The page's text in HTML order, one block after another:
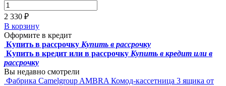
2 330 ₽
В корзину
Оформите в кредит
Купить в рассрочку Купить в рассрочку
Купить в кредит или в рассрочку Купить в кредит или в
рассрочку
Вы недавно смотрели
Фабрика Camelgroup AMBRA Комод-кассетница 3 ящика от